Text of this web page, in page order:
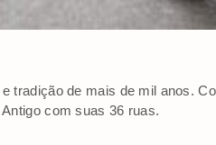
tradição de mais de mil anos.
com suas 36 ruas.